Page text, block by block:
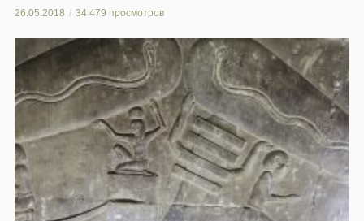
26.05.2018 34 479 просмотров